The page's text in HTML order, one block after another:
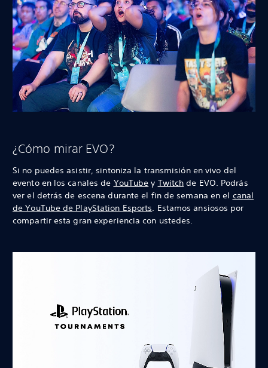
¿Cómo mirar EVO?
Si no puedes asistir, sintoniza la transmisión en vivo del
evento en los canales de YouTube y Twitch de EVO. Podrás
ver el detrás de escena durante el fin de semana en el canal
de YouTube de PlayStation Esports. Estamos ansiosos por
compartir esta gran experiencia con ustedes.